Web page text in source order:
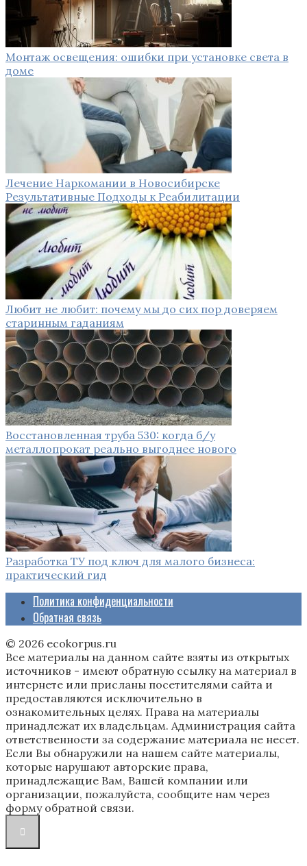
Монтаж освещения: ошибки при установке света в
доме
Лечение Наркомании в Новосибирске
Результативные Подходы к Реабилитации
Любит не любит: почему мы до сих пор доверяем
старинным гаданиям
Восстановленная труба 530: когда б/у
металлопрокат реально выгоднее нового
Разработка ТУ под ключ для малого бизнеса:
практический гид
Политика конфиденциальности
Обратная связь
© 2026 ecokorpus.ru
Все материалы на данном сайте взяты из открытых
источников - имеют обратную ссылку на материал в
интернете или присланы посетителями сайта и
предоставляются исключительно в
ознакомительных целях. Права на материалы
принадлежат их владельцам. Администрация сайта
ответственности за содержание материала не несет.
Если Вы обнаружили на нашем сайте материалы,
которые нарушают авторские права,
принадлежащие Вам, Вашей компании или
организации, пожалуйста, сообщите нам через
форму обратной связи.